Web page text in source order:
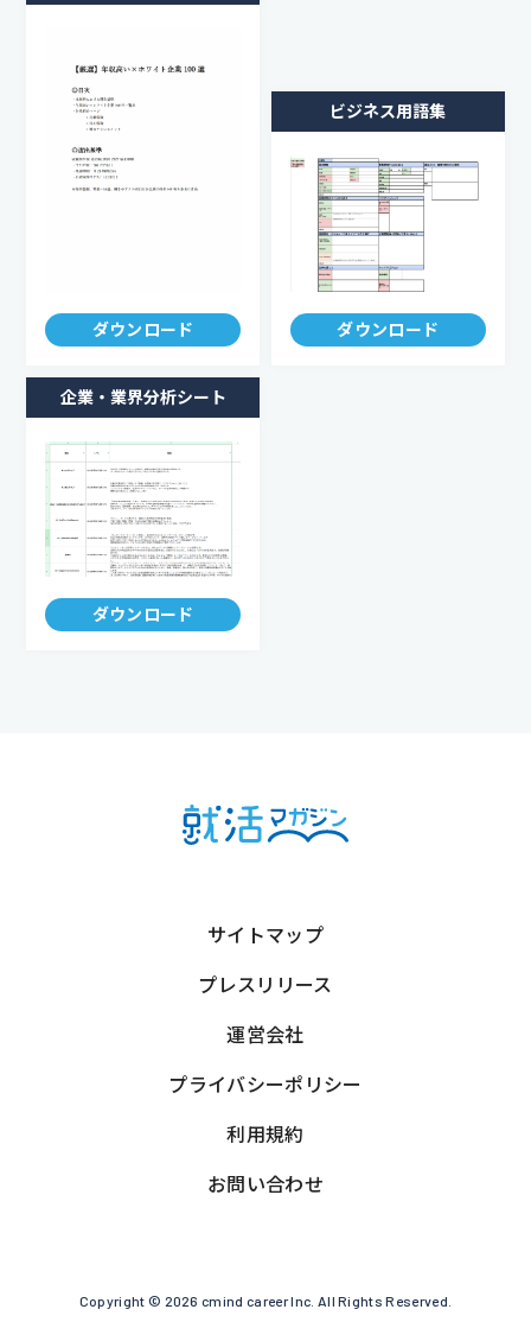
ダウンロード
ビジネス用語集
ダウンロード
企業・業界分析シート
ダウンロード
サイトマップ
プレスリリース
運営会社
プライバシーポリシー
利用規約
お問い合わせ
Copyright © 2026 cmind career Inc. All Rights Reserved.